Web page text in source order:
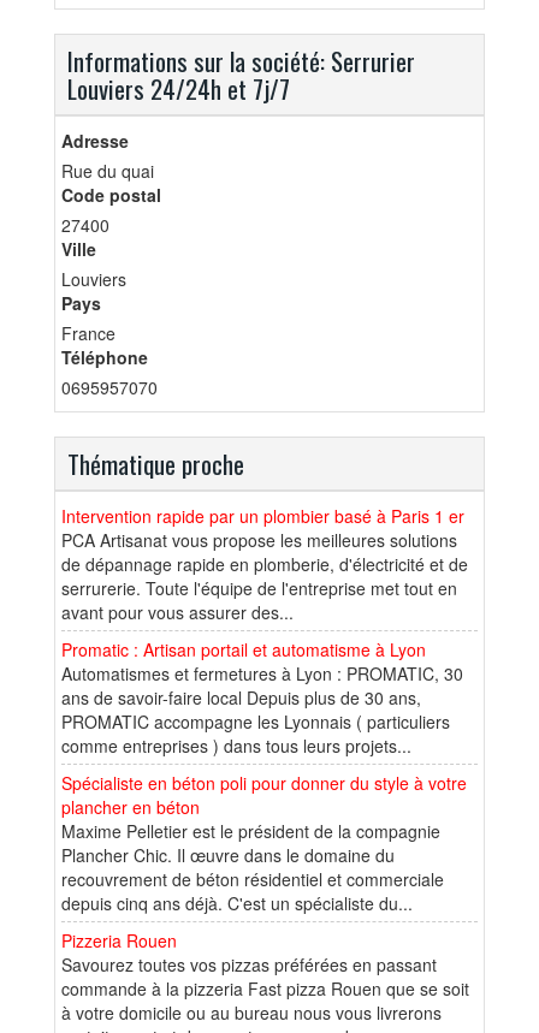
Informations sur la société: Serrurier
Louviers 24/24h et 7j/7
Adresse
Rue du quai
Code postal
27400
Ville
Louviers
Pays
France
Téléphone
0695957070
Thématique proche
Intervention rapide par un plombier basé à Paris 1 er
PCA Artisanat vous propose les meilleures solutions
de dépannage rapide en plomberie, d'électricité et de
serrurerie. Toute l'équipe de l'entreprise met tout en
avant pour vous assurer des...
Promatic : Artisan portail et automatisme à Lyon
Automatismes et fermetures à Lyon : PROMATIC, 30
ans de savoir-faire local Depuis plus de 30 ans,
PROMATIC accompagne les Lyonnais ( particuliers
comme entreprises ) dans tous leurs projets...
Spécialiste en béton poli pour donner du style à votre
plancher en béton
Maxime Pelletier est le président de la compagnie
Plancher Chic. Il œuvre dans le domaine du
recouvrement de béton résidentiel et commerciale
depuis cinq ans déjà. C'est un spécialiste du...
Pizzeria Rouen
Savourez toutes vos pizzas préférées en passant
commande à la pizzeria Fast pizza Rouen que se soit
à votre domicile ou au bureau nous vous livrerons